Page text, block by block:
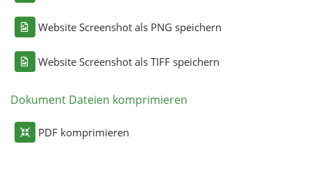
Website Screenshot als PNG speichern
Website Screenshot als TIFF speichern
Dokument Dateien komprimieren
PDF komprimieren